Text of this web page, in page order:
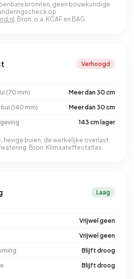
bronnen, geen bouwkundige
op
. Bron: o.a. KCAF en BAG.
Verhoogd
(70 mm)
Meer dan 30 cm
(140 mm)
Meer dan 30 cm
143 cm lager
hevige buien; de werkelijke overlast
Bron: Klimaateffectatlas.
Laag
Vrijwel geen
Vrijwel geen
Blijft droog
Blijft droog